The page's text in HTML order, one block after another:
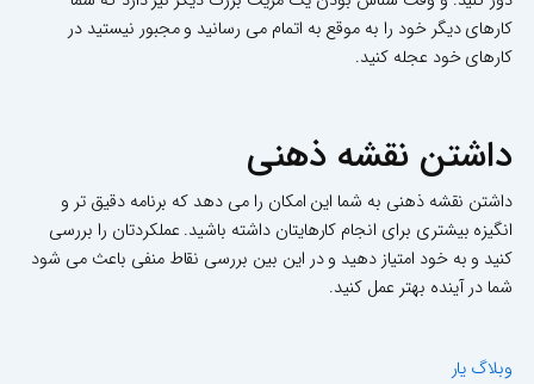
کارهای دیگر خود را به موقع به اتمام می رسانید و مجبور نیستید در
کارهای خود عجله کنید.
داشتن نقشه ذهنی
داشتن نقشه ذهنی به شما این امکان را می دهد که برنامه دقیق تر و
انگیزه بیشتری برای انجام کارهایتان داشته باشید. عملکردتان را بررسی
کنید و به خود امتیاز دهید و در این بین بررسی نقاط منفی باعث می شود
شما در آینده بهتر عمل کنید.
وبلاگ یار